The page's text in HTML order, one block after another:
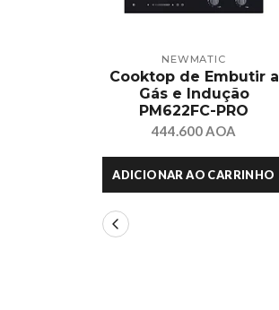
NEWMATIC
Cooktop de Embutir a
Gás e Indução
PM622FC-PRO
444.600 AOA
ADICIONAR AO CARRINHO